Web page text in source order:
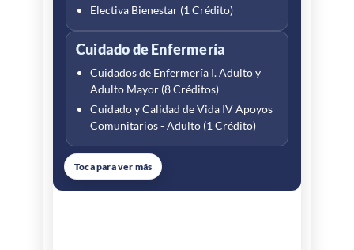
Electiva Bienestar (1 Crédito)
Cuidado de Enfermería
Cuidados de Enfermería I. Adulto y
Adulto Mayor (8 Créditos)
Cuidado y Calidad de Vida IV Apoyos
Comunitarios - Adulto (1 Crédito)